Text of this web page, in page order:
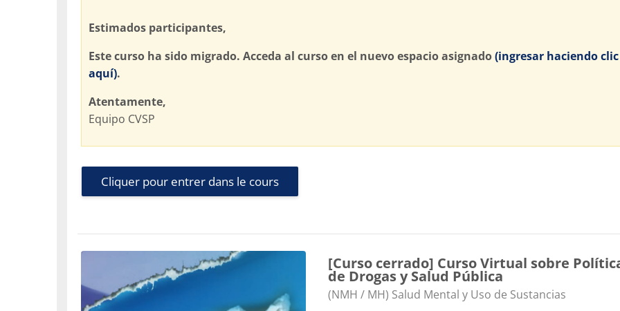
Estimados participantes,
Este curso ha sido migrado. Acceda al curso en el nuevo espacio asignado(ingresar haciendo clic
aquí).
Atentamente,
Equipo CVSP
Cliquer pour entrer dans le cours
[Curso cerrado] Curso Virtual sobre
de Drogas y Salud Pública
Catégorie de cours
(NMH / MH) Salud Mental y Uso de Sustancias